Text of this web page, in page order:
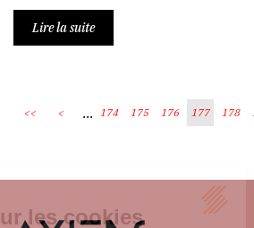
Lire la suite
<< < ... 174 175 176 177 178